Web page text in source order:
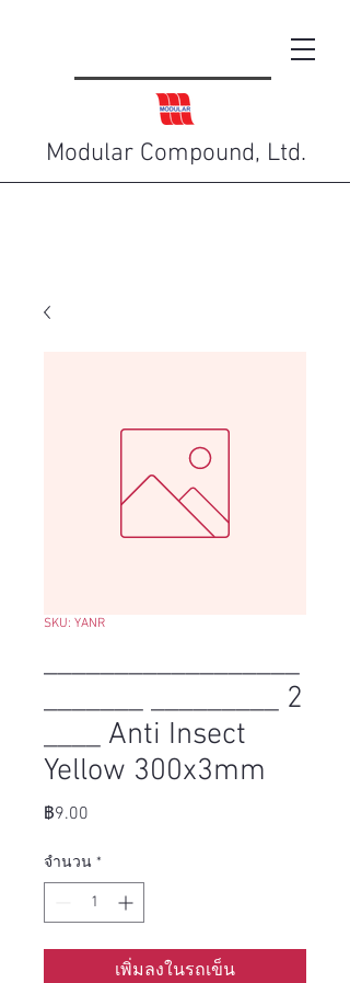
Modular Compound, Ltd.
SKU: YANR
__________________
_______ _________ 2
____ Anti Insect
Yellow 300x3mm
฿9.00
จำนวน *
เพิ่มลงในรถเข็น